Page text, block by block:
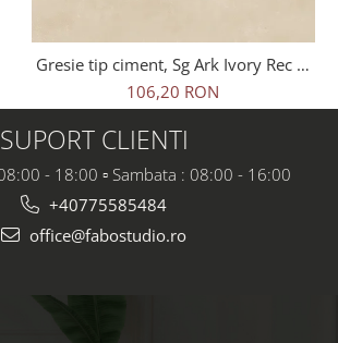
Gresie tip ciment, Sg Ark Ivory Rec 1.
60x60x0.7 cm, rectificata,
portelanata, bej, finisaj mat
106,20 RON
SUPORT CLIENTI
- 18:00 ▫️ Sambata : 08:00 - 16:00
+40775585484
office@fabostudio.ro